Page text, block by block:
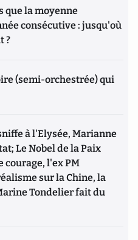
que la moyenne
consécutive : jusqu'où
?
(semi-orchestrée) qui
à l'Elysée, Marianne
Le Nobel de la Paix
courage, l'ex PM
sur la Chine, la
Tondelier fait du